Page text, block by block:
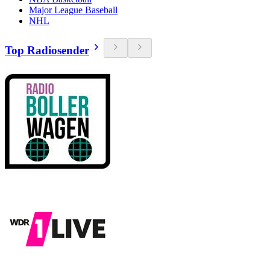
Major League Baseball
NHL
Top Radiosender